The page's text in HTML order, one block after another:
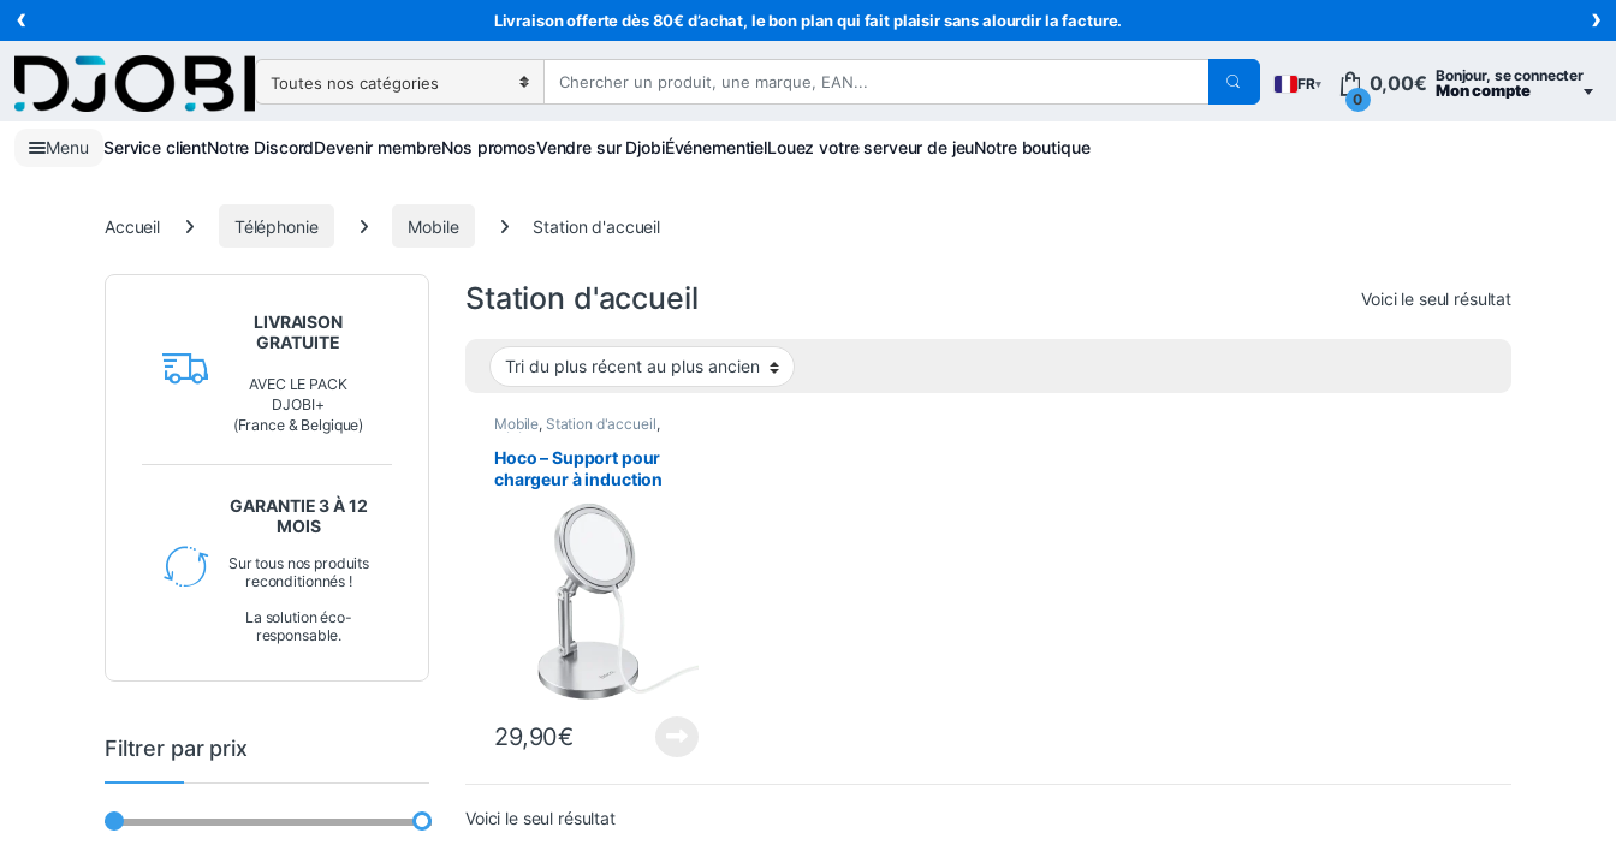
Skip to navigation
Skip to content
‹ Livraison offerte dès 80€ d’achat, le bon plan qui fait plaisir sans alourdir la facture. ›
Search for:
FR▾ Bonjour, se connecter
Mon compte
0
0,00€
Menu Service clientNotre DiscordDevenir membreNos promosVendre sur DjobiÉvénementielLouez votre serveur de jeuNotre boutique
Accueil Téléphonie Mobile Station d'accueil
Station d'accueil Voici le seul résultat
Mobile, Station d'accueil,
Téléphonie
Hoco – Support pour
chargeur à induction
magnétique – PH39
29,90€
Voici le seul résultat
LIVRAISON
GRATUITE
AVEC LE PACK
DJOBI+
(France & Belgique)
GARANTIE 3 À 12
MOIS
Sur tous nos produits
reconditionnés !
La solution éco-
responsable.
Filtrer par prix